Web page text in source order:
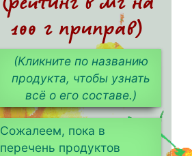
100 г приправ)
(Кликните по названию
продукта, чтобы узнать
всё о его составе.)
Сожалеем, пока в
перечень продуктов